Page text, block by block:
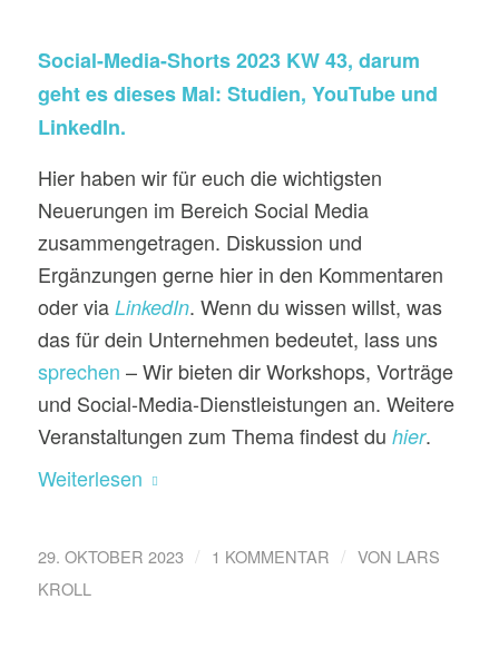
Social-Media-Shorts 2023 KW 43, darum
geht es dieses Mal: Studien, YouTube und
LinkedIn.
Hier haben wir für euch die wichtigsten
Neuerungen im Bereich Social Media
zusammengetragen. Diskussion und
Ergänzungen gerne hier in den Kommentaren
oder via LinkedIn. Wenn du wissen willst, was
das für dein Unternehmen bedeutet, lass uns
sprechen – Wir bieten dir Workshops, Vorträge
und Social-Media-Dienstleistungen an. Weitere
Veranstaltungen zum Thema findest du hier.
Weiterlesen
29. OKTOBER 2023 / 1 KOMMENTAR / VON LARS
KROLL